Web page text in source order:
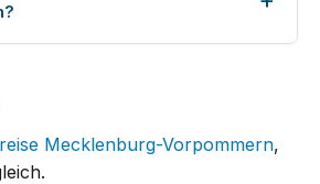
Mecklenburg-Vorpommern,